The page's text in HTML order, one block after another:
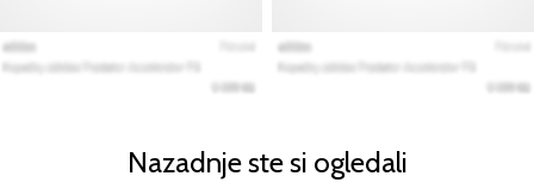
Nazadnje ste si ogledali